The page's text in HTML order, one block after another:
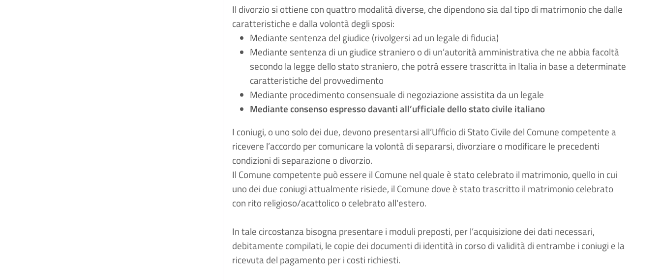
Il divorzio si ottiene con quattro modalità diverse, che dipendono sia dal tipo di matrimonio che dalle
caratteristiche e dalla volontà degli sposi:
Mediante sentenza del giudice (rivolgersi ad un legale di fiducia)
Mediante sentenza di un giudice straniero o di un’autorità amministrativa che ne abbia facoltà
secondo la legge dello stato straniero, che potrà essere trascritta in Italia in base a determinate
caratteristiche del provvedimento
Mediante procedimento consensuale di negoziazione assistita da un legale
Mediante consenso espresso davanti all’ufficiale dello stato civile italiano
I coniugi, o uno solo dei due, devono presentarsi all’Ufficio di Stato Civile del Comune competente a
ricevere l’accordo per comunicare la volontà di separarsi, divorziare o modificare le precedenti
condizioni di separazione o divorzio.
Il Comune competente può essere il Comune nel quale è stato celebrato il matrimonio, quello in cui
uno dei due coniugi attualmente risiede, il Comune dove è stato trascritto il matrimonio celebrato
con rito religioso/acattolico o celebrato all'estero.
In tale circostanza bisogna presentare i moduli preposti, per l’acquisizione dei dati necessari,
debitamente compilati, le copie dei documenti di identità in corso di validità di entrambe i coniugi e la
ricevuta del pagamento per i costi richiesti.